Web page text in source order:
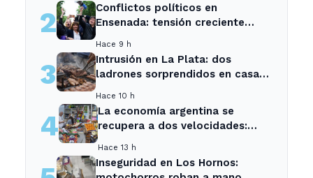
2
Conflictos políticos en
Ensenada: tensión creciente
Hace 9 h
3
Intrusión en La Plata: dos
ladrones sorprendidos en casa
Hace 10 h
4
La economía argentina se
recupera a dos velocidades:
Neuquen Post
Hace 13 h
Inseguridad en Los Hornos: